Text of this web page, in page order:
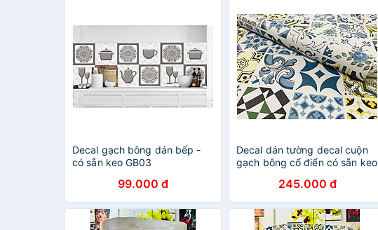
Decal gạch bông dán bếp -
có sẵn keo GB03
99.000 đ
Decal dán tường decal cuộn
gạch bông cổ điển có sẵn keo
245.000 đ